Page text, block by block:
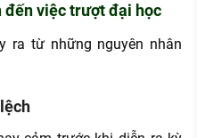
NGŨ
đến việc trượt đại học
ra từ những nguyên nhân